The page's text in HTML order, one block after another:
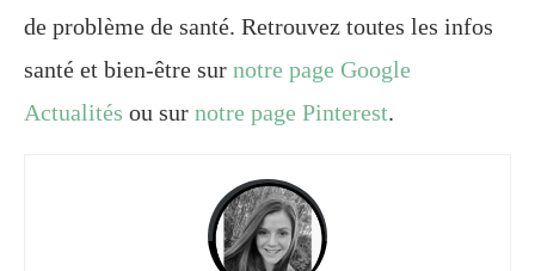
de problème de santé. Retrouvez toutes les infos
santé et bien-être sur notre page Google
Actualités ou sur notre page Pinterest.